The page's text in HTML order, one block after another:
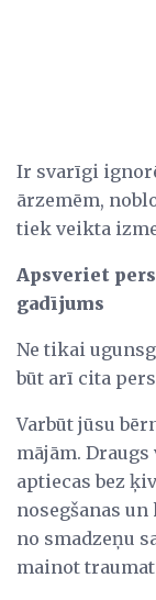
Ir svarīgi
ārzemēm,
tiek veikta
Apsveriet
gadījums
Ne tikai
būt arī cita
Varbūt jūsu
mājām.
aptiecas bez
nosegšanas
no smadzeņu
mainot